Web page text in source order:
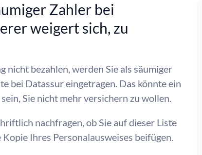
Zahler bei
weigert sich, zu
nicht bezahlen, werden Sie als säumiger
bei Datassur eingetragen. Das könnte ein
Sie nicht mehr versichern zu wollen.
nachfragen, ob Sie auf dieser Liste
Ihres Personalausweises beifügen.